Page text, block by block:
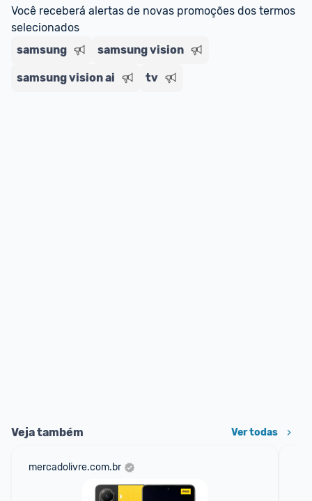
Você receberá alertas de novas promoções dos termos
selecionados
samsung
samsung vision
samsung vision ai tv
Veja também Ver todas
mercadolivre.com.br